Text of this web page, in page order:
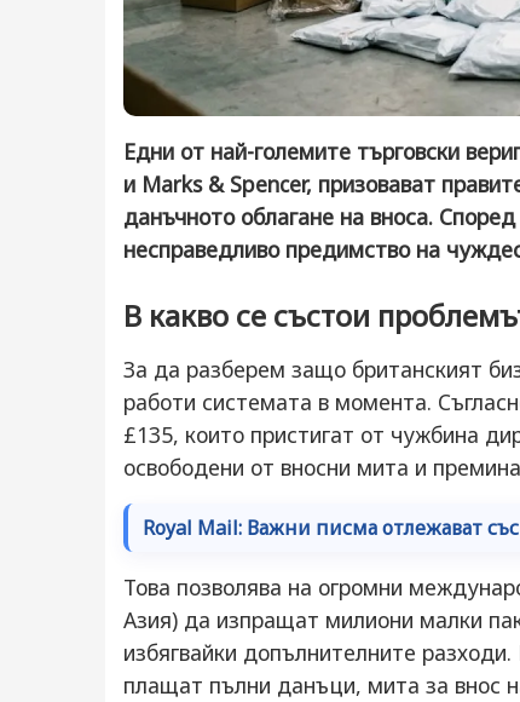
Едни от най-големите търговски
и Marks & Spencer, призовават
данъчното облагане на вноса.
несправедливо предимство на
В какво се състои
За да разберем защо британският
работи системата в момента.
£135, които пристигат от чужбина
освободени от вносни мита и
Royal Mail: Важни писма отлежават
Това позволява на огромни
Азия) да изпращат милиони малки
избягвайки допълнителните
плащат пълни данъци, мита за внос